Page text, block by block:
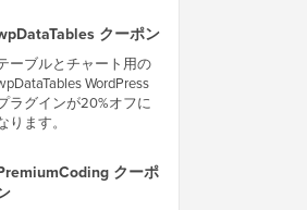
クーポン
ーブルとチャート用の
WordPress
ラグインが20%オフに
ります。
クーポ